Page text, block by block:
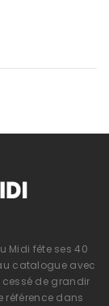
Midi fête ses 40
catalogue avec
cessé de grandir
référence dans